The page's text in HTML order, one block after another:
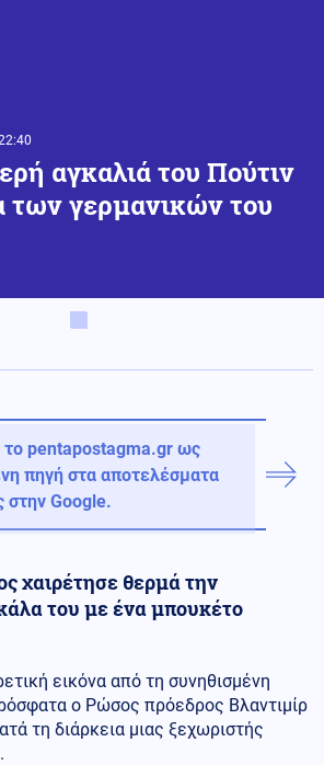
αγκαλιά του Πούτιν
των γερμανικών του
το pentapostagma.gr ως
πηγή στα αποτελέσματα
στην Google.
χαιρέτησε θερμά την
του με ένα μπουκέτο
εικόνα από τη συνηθισμένη
ο Ρώσος πρόεδρος Βλαντιμίρ
τη διάρκεια μιας ξεχωριστής